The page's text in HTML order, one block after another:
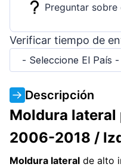
Preguntar
Verificar tiempo de
- Seleccione El País -
Descripción
Moldura lateral
2006-2018 /
Moldura lateral de alto